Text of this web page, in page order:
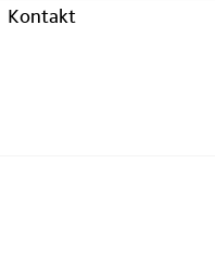
Kontakt